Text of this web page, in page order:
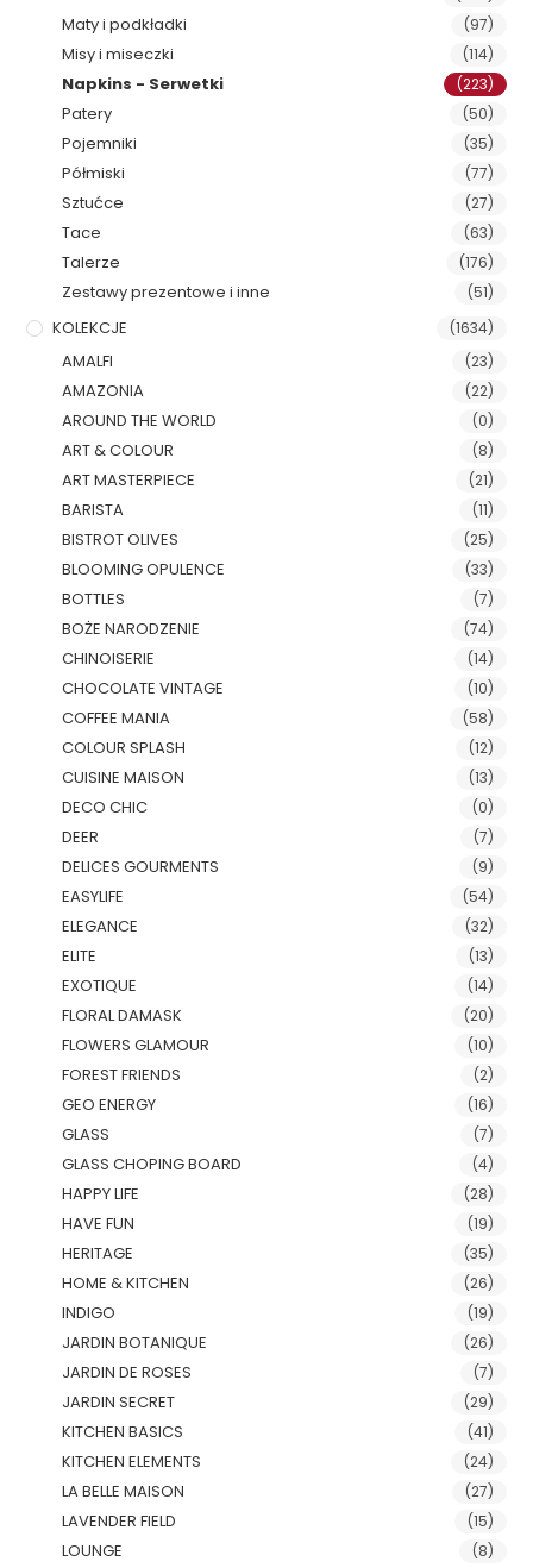
Maty i podkładki (97)
Misy i miseczki (114)
Napkins - Serwetki (223)
Patery (50)
Pojemniki (35)
Półmiski (77)
Sztućce (27)
Tace (63)
Talerze (176)
Zestawy prezentowe i inne (51)
KOLEKCJE (1634)
AMALFI (23)
AMAZONIA (22)
AROUND THE WORLD (0)
ART & COLOUR (8)
ART MASTERPIECE (21)
BARISTA (11)
BISTROT OLIVES (25)
BLOOMING OPULENCE (33)
BOTTLES (7)
BOŻE NARODZENIE (74)
CHINOISERIE (14)
CHOCOLATE VINTAGE (10)
COFFEE MANIA (58)
COLOUR SPLASH (12)
CUISINE MAISON (13)
DECO CHIC (0)
DEER (7)
DELICES GOURMENTS (9)
EASYLIFE (54)
ELEGANCE (32)
ELITE (13)
EXOTIQUE (14)
FLORAL DAMASK (20)
FLOWERS GLAMOUR (10)
FOREST FRIENDS (2)
GEO ENERGY (16)
GLASS (7)
GLASS CHOPING BOARD (4)
HAPPY LIFE (28)
HAVE FUN (19)
HERITAGE (35)
HOME & KITCHEN (26)
INDIGO (19)
JARDIN BOTANIQUE (26)
JARDIN DE ROSES (7)
JARDIN SECRET (29)
KITCHEN BASICS (41)
KITCHEN ELEMENTS (24)
LA BELLE MAISON (27)
LAVENDER FIELD (15)
LOUNGE (8)